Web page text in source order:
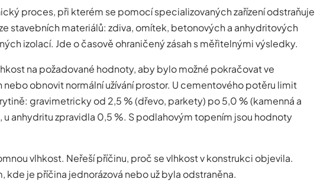
proces, při kterém se pomocí specializovaných zařízení odstraňuje
stavebních materiálů: zdiva, omítek, betonových a anhydritových
izolací. Jde o časově ohraničený zásah s měřitelnými výsledky.
na požadované hodnoty, aby bylo možné pokračovat ve
obnovit normální užívání prostor. U cementového potěru limit
gravimetricky od 2,5 % (dřevo, parkety) po 5,0 % (kamenná a
u anhydritu zpravidla 0,5 %. S podlahovým topením jsou hodnoty
vlhkost. Neřeší příčinu, proč se vlhkost v konstrukci objevila.
kde je příčina jednorázová nebo už byla odstraněna.